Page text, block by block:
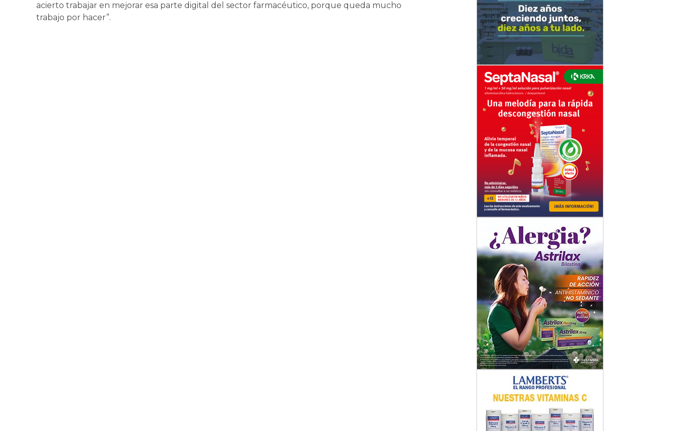
acierto trabajar en mejorar esa parte digital del sector farmacéutico, porque queda mucho
trabajo por hacer”.